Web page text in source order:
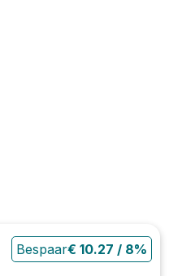
Bespaar€ 10.27 / 8%